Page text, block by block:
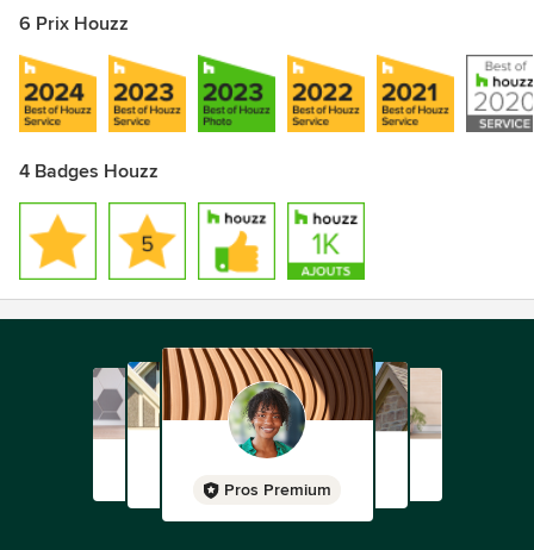
6 Prix Houzz
4 Badges Houzz
Pros Premium